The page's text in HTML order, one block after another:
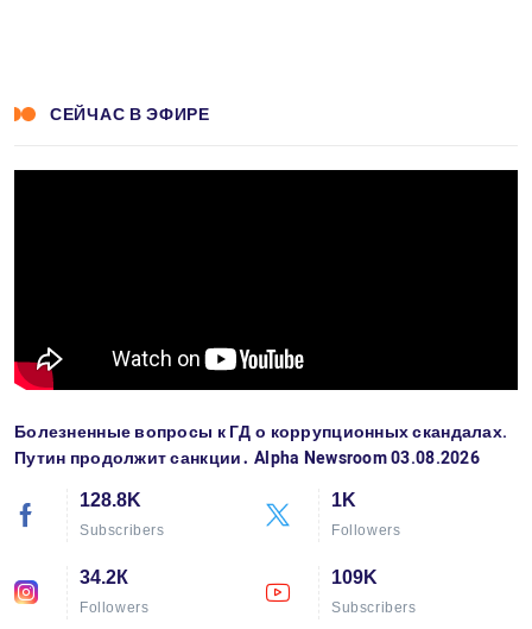
СЕЙЧАС В ЭФИРЕ
Болезненные вопросы к ГД о коррупционных скандалах.
Путин продолжит санкции․ Alpha Newsroom 03.08.2026
128.8K
Subscribers
1K
Followers
34.2К
Followers
109K
Subscribers